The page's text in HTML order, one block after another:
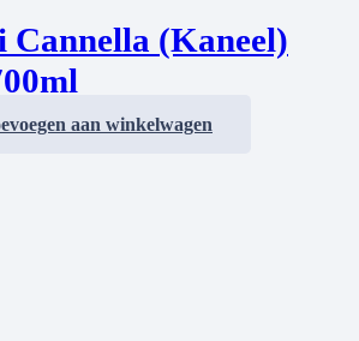
Cannella (Kaneel)
aan winkelwagen